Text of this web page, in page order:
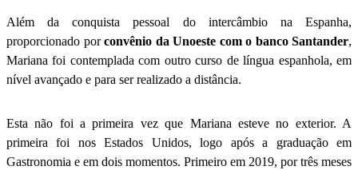
Além da conquista pessoal do intercâmbio na Espanha,
proporcionado porconvênio da Unoeste com o banco Santander,
Mariana foi contemplada com outro curso de língua espanhola, em
nível avançado e para ser realizado a distância.
Esta não foi a primeira vez que Mariana esteve no exterior. A
primeira foi nos Estados Unidos, logo após a graduação em
Gastronomia e em dois momentos. Primeiro em 2019, por três meses